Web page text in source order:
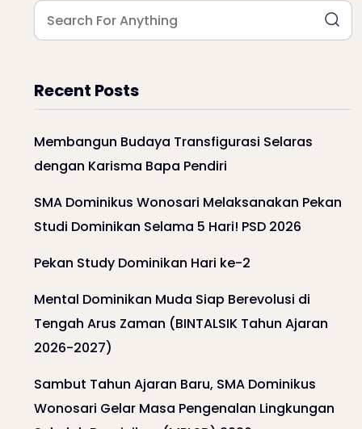
Recent Posts
Membangun Budaya Transfigurasi Selaras
dengan Karisma Bapa Pendiri
SMA Dominikus Wonosari Melaksanakan Pekan
Studi Dominikan Selama 5 Hari! PSD 2026
Pekan Study Dominikan Hari ke-2
Mental Dominikan Muda Siap Berevolusi di
Tengah Arus Zaman (BINTALSIK Tahun Ajaran
2026-2027)
Sambut Tahun Ajaran Baru, SMA Dominikus
Wonosari Gelar Masa Pengenalan Lingkungan